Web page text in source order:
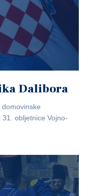
Dalibora
obljetnice Vojno-